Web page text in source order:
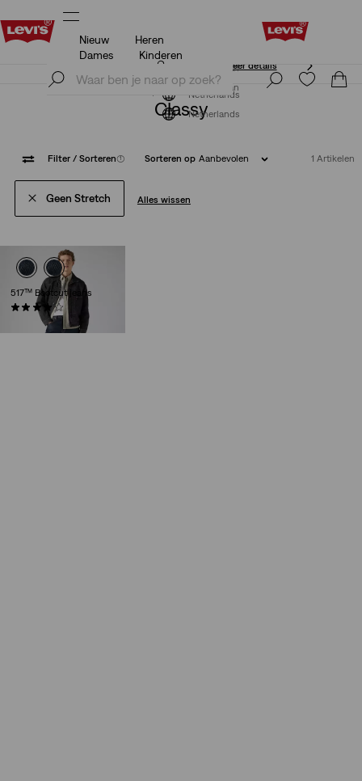
Unidays: Studenten krijgen 20% korting
Meld je nu aan
Netherlands
Nieuw
Heren
Dames
Kinderen
Unidays: Studenten krijgen 20% kortingMeer details
Meld je nu aan
Netherlands
Classy
Filter / Sorteren(1) Sorteren op Aanbevolen 1 Artikelen
Geen Stretch Alles wissen
517™ Bootcut jeans
€ 119,95